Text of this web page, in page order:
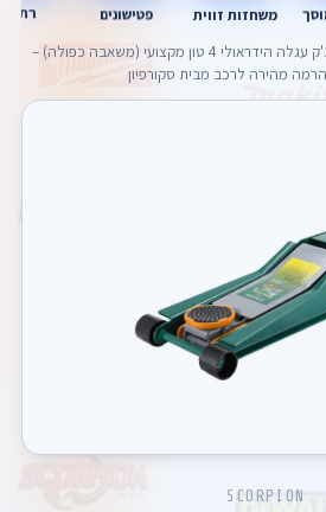
משחזות זווית פטישונים
› ג'ק עגלה הידראולי 4 טון מקצועי (משאבה כפולה) –
מהירה לרכב מבית סקורפיון
SCORPION